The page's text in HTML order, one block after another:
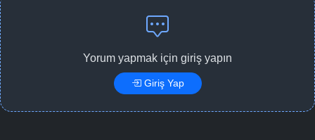
Yorum yapmak için giriş yapın
Giriş Yap